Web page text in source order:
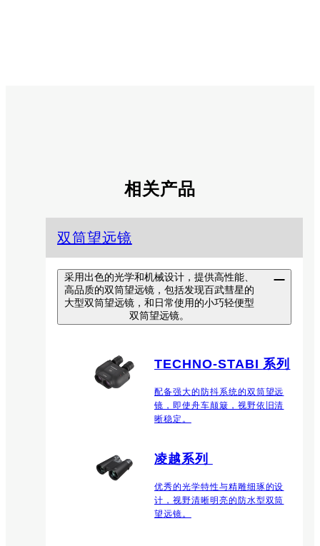
相关产品
双筒望远镜
采用出色的光学和机械设计，提供高性能、
高品质的双筒望远镜，包括发现百武彗星的
大型双筒望远镜，和日常使用的小巧轻便型
双筒望远镜。
TECHNO-STABI 系列
配备强大的防抖系统的双筒望远
镜，即使舟车颠簸，视野依旧清
晰稳定。
凌越系列
优秀的光学特性与精雕细琢的设
计，视野清晰明亮的防水型双筒
望远镜。